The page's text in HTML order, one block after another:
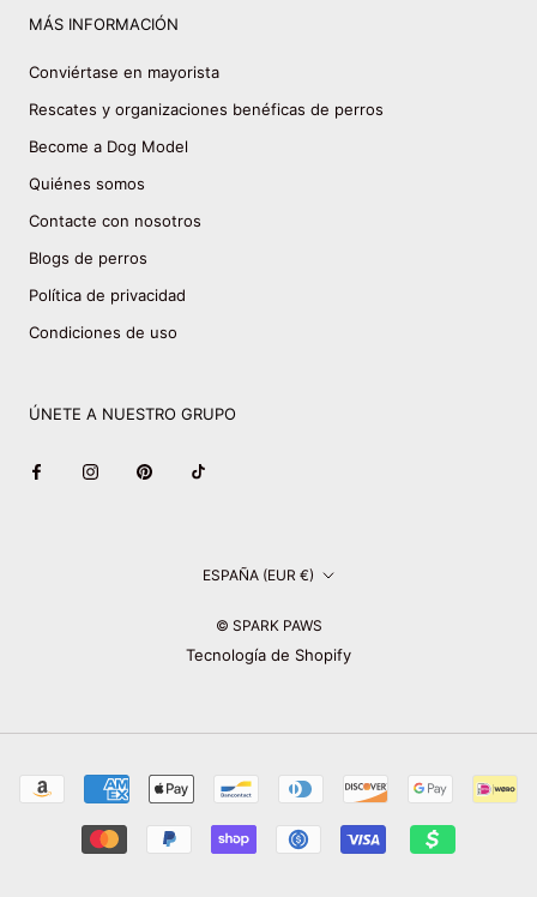
MÁS INFORMACIÓN
Conviértase en mayorista
Rescates y organizaciones benéficas de perros
Become a Dog Model
Quiénes somos
Contacte con nosotros
Blogs de perros
Política de privacidad
Condiciones de uso
ÚNETE A NUESTRO GRUPO
País/región ESPAÑA (EUR €)
© SPARK PAWS
Tecnología de Shopify